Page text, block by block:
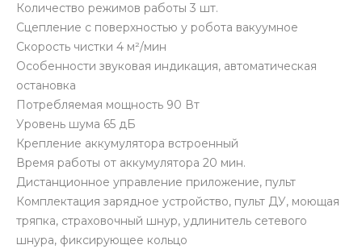
Количество режимов работы 3 шт.
Сцепление с поверхностью у робота вакуумное
Скорость чистки 4 м²/мин
Особенности звуковая индикация, автоматическая
остановка
Потребляемая мощность 90 Вт
Уровень шума 65 дБ
Крепление аккумулятора встроенный
Время работы от аккумулятора 20 мин.
Дистанционное управление приложение, пульт
Комплектация зарядное устройство, пульт ДУ, моющая
тряпка, страховочный шнур, удлинитель сетевого
шнура, фиксирующее кольцо